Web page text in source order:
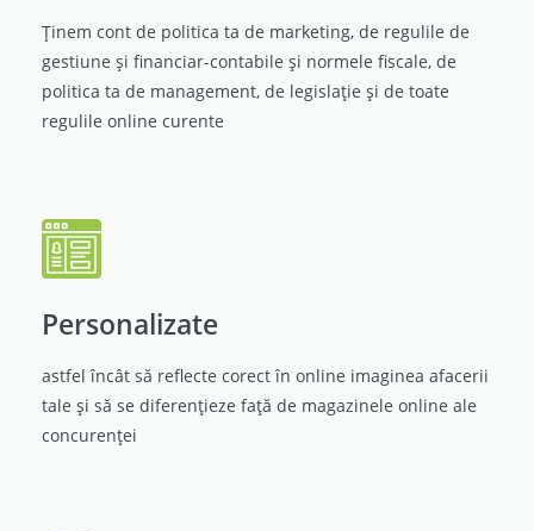
Ținem cont de politica ta de marketing, de regulile de
gestiune și financiar-contabile și normele fiscale, de
politica ta de management, de legislație și de toate
regulile online curente
Personalizate
astfel încât să reflecte corect în online imaginea afacerii
tale și să se diferențieze față de magazinele online ale
concurenței